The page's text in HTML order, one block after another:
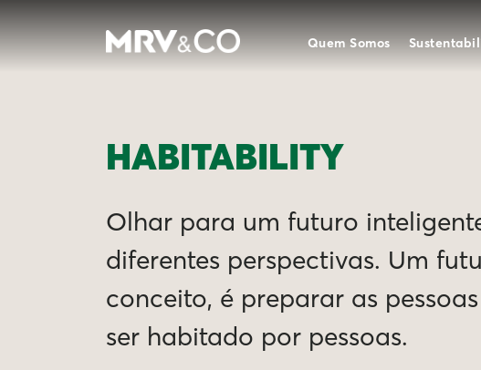
Quem Somos
HABITABILITY
Olhar para um futuro
diferentes perspectivas. Um
conceito, é preparar as
ser habitado por pessoas.